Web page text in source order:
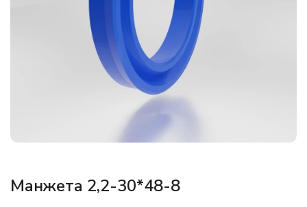
Манжета 2,2-30*48-8